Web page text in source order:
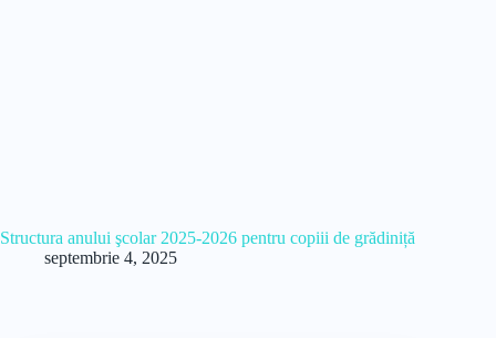
Structura anului şcolar 2025-2026 pentru copiii de grădiniță
septembrie 4, 2025